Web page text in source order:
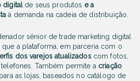
digitalde seus produtos e a
à demanda na cadeia de distribuição.
sênior de trade marketing digital
a plataforma, em parceria com o
dos varejos atualizadoscom fotos,
Também permite acriação
as lojas, baseados no catálogo de